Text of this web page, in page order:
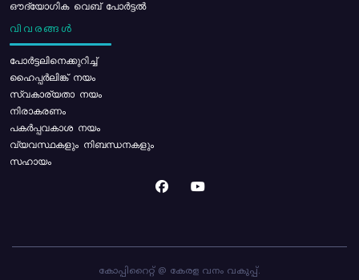
ഔദ്യോഗിക വെബ് പോർട്ടൽ
വിവരങ്ങൾ
പോര്‍ട്ടലിനെക്കുറിച്ച്
ഹൈപ്പർലിങ്ക് നയം
സ്വകാര്യതാ നയം
നിരാകരണം
പകർപ്പവകാശ നയം
വ്യവസ്ഥകളും നിബന്ധനകളും
സഹായം
കോപ്പിറൈറ്റ് @ കേരള വനം വകുപ്പ്.